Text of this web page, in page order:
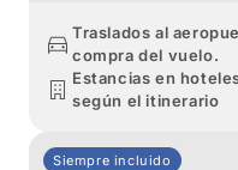
Traslados al
compra del vuelo.
Estancias en
según el itinerario
Siempre incluido